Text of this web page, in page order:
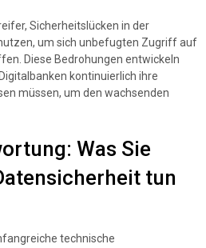
Sicherheitslücken in der
um sich unbefugten Zugriff auf
Diese Bedrohungen entwickeln
kontinuierlich ihre
müssen, um den wachsenden
Was Sie
tun
technische